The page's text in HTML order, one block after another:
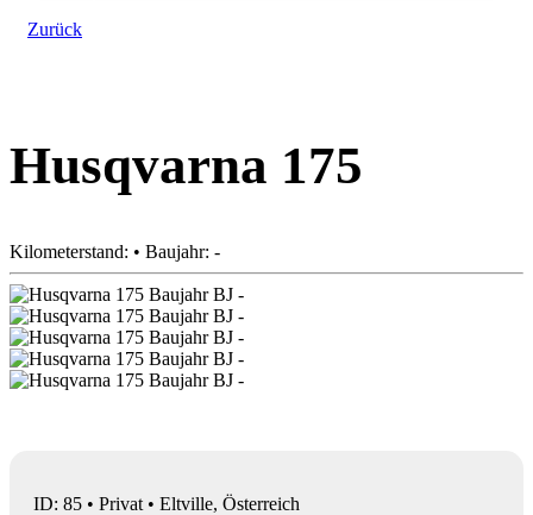
Zurück
Husqvarna 175
Kilometerstand: • Baujahr: -
ID: 85 • Privat • Eltville, Österreich